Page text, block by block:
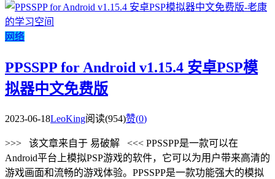
网络
PPSSPP for Android v1.15.4 安卓PSP模
拟器中文免费版
2023-06-18LeoKing阅读(954)赞(0)
>>> 该文章来自于 易破解 <<< PPSSPP是一款可以在
Android平台上模拟PSP游戏的软件，它可以为用户带来高清的
游戏画面和流畅的游戏体验。PPSSPP是一款功能强大的模拟